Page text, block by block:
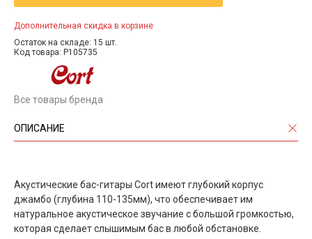
Дополнительная скидка в корзине
Остаток на складе: 15 шт.
Код товара: P105735
Все товары бренда
ОПИСАНИЕ
Акустические бас-гитары Cort имеют глубокий корпус
джамбо (глубина 110-135мм), что обеспечивает им
натуральное акустическое звучание с большой громкостью,
которая сделает слышимым бас в любой обстановке.